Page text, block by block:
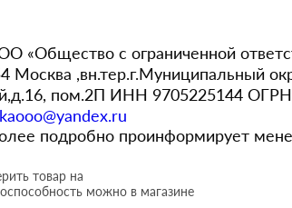
«Общество с ограниченной
,вн.тер.г.Муниципальный
пом.2П ИНН 9705225144 ОГРН
подробно проинформирует
товар на
можно в магазине